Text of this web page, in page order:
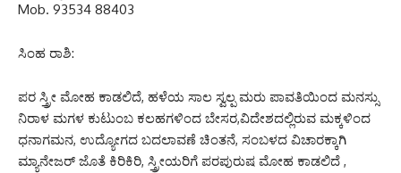
Mob. 93534 88403
ಸಿಂಹ ರಾಶಿ:
ಪರ ಸ್ತ್ರೀ ಮೋಹ ಕಾಡಲಿದೆ, ಹಳೆಯ ಸಾಲ ಸ್ವಲ್ಪ ಮರು ಪಾವತಿಯಿಂದ ಮನಸ್ಸು
ನಿರಾಳ ಮಗಳ ಕುಟುಂಬ ಕಲಹಗಳಿಂದ ಬೇಸರ,ವಿದೇಶದಲ್ಲಿರುವ ಮಕ್ಕಳಿಂದ
ಧನಾಗಮನ, ಉದ್ಯೋಗದ ಬದಲಾವಣೆ ಚಿಂತನೆ, ಸಂಬಳದ ವಿಚಾರಕ್ಕಾಗಿ
ಮ್ಯಾನೇಜರ್ ಜೊತೆ ಕಿರಿಕಿರಿ, ಸ್ತ್ರೀಯರಿಗೆ ಪರಪುರುಷ ಮೋಹ ಕಾಡಲಿದೆ ,